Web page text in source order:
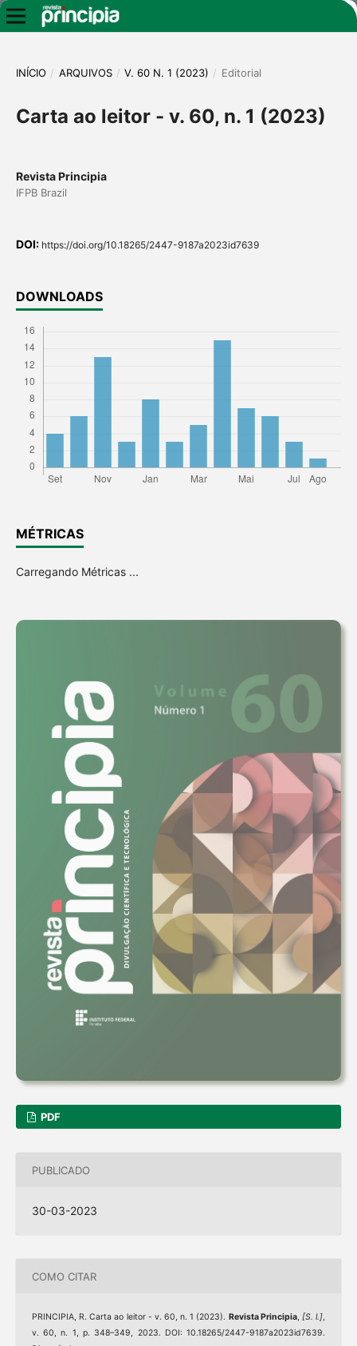
INÍCIO / ARQUIVOS / V. 60 N. 1 (2023) / Editorial
Carta ao leitor - v. 60, n. 1 (2023)
Revista Principia
IFPB Brazil
DOI: https://doi.org/10.18265/2447-9187a2023id7639
DOWNLOADS
MÉTRICAS
Carregando Métricas ...
PDF
PUBLICADO
30-03-2023
COMO CITAR
PRINCIPIA, R. Carta ao leitor - v. 60, n. 1 (2023). Revista Principia, [S. l.],
v. 60, n. 1, p. 348–349, 2023. DOI: 10.18265/2447-9187a2023id7639.